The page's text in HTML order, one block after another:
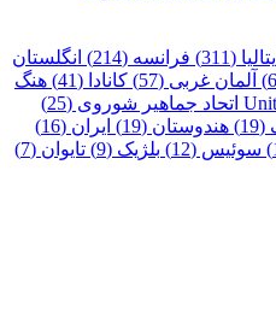
ایتالیا (311) فرانسه (214)
انگلستان
آلمان غربی (57) کانادا (41)
هنگ
اتحاد جماهیر شوروی (25)
هندوستان (19)
ایران (16)
سوئیس (12) بلژیک (9)
تایوان (7)